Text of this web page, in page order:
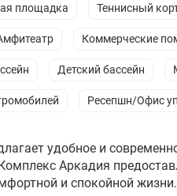
площадка Теннисный
Коммерческие
Детский бассейн
Ресепшн/Офис
удобное и
Аркадия
и спокойной жизни.